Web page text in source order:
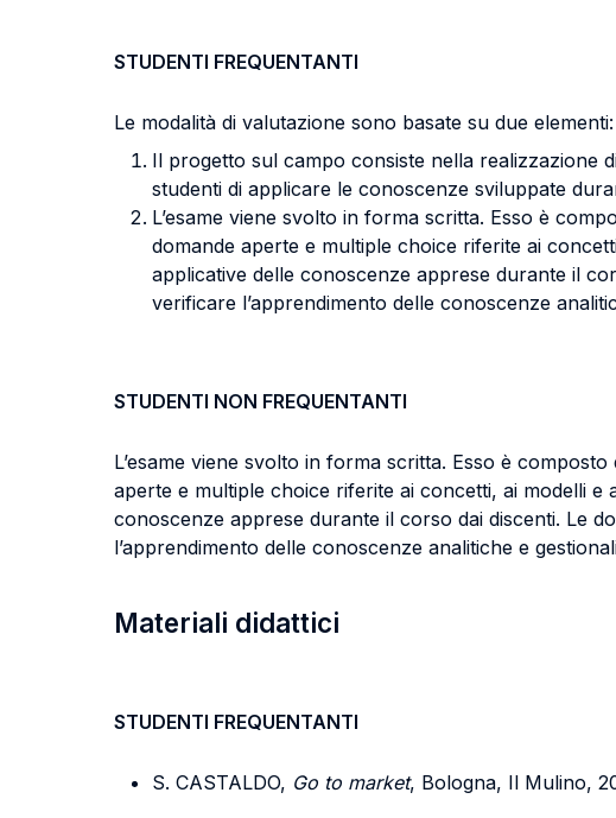
STUDENTI FREQUENTANTI
Le modalità di valutazione sono basate su due
Il progetto sul campo consiste nella realizzazione
studenti di applicare le conoscenze sviluppate
L’esame viene svolto in forma scritta. Esso è
domande aperte e multiple choice riferite ai
applicative delle conoscenze apprese durante il
verificare l’apprendimento delle conoscenze
STUDENTI NON FREQUENTANTI
L’esame viene svolto in forma scritta. Esso è
aperte e multiple choice riferite ai concetti, ai modelli e
conoscenze apprese durante il corso dai discenti. Le
l’apprendimento delle conoscenze analitiche e
Materiali didattici
STUDENTI FREQUENTANTI
S. CASTALDO, Go to market, Bologna, Il Mulino,